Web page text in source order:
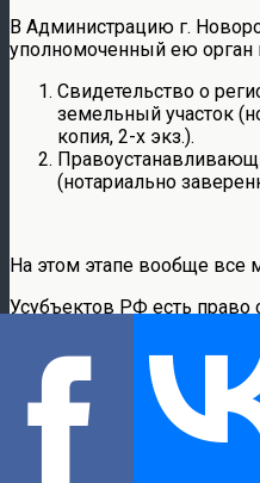
В Администрацию г.
уполномоченный ею орган
Свидетельство о
земельный участок
копия, 2-х экз.).
(нотариально
На этом этапе вообще все
Усубъектов РФ есть право
Сами понимаете, что цены
«потребностей» местного
области, например,
стоимость таких работ в
но не более 7000 рублей.